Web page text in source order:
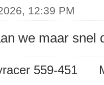
12:39 PM
we maar snel
559-451